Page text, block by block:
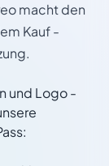
macht den
Kauf -
und Logo -